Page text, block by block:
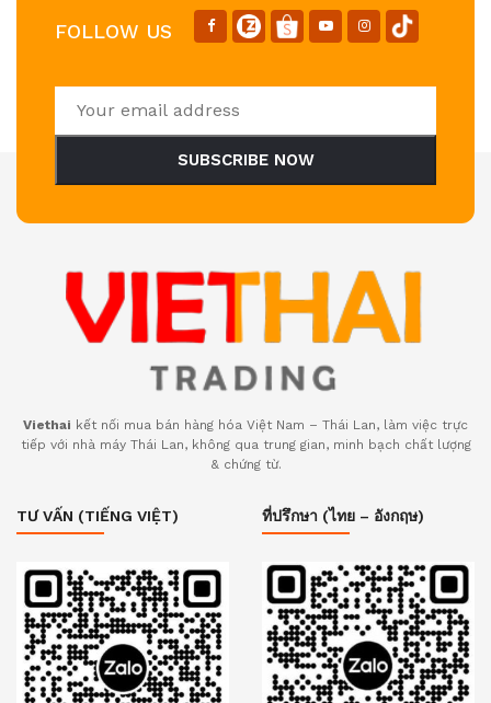
FOLLOW US
SUBSCRIBE NOW
Viethai kết nối mua bán hàng hóa Việt Nam – Thái Lan, làm việc trực
tiếp với nhà máy Thái Lan, không qua trung gian, minh bạch chất lượng
& chứng từ.
TƯ VẤN (TIẾNG VIỆT) ที่ปรึกษา (ไทย – อังกฤษ)